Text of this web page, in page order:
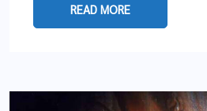
READ MORE